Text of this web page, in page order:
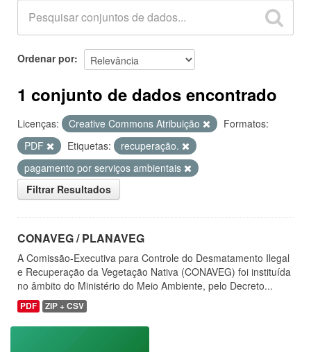
Ordenar por
1 conjunto de dados encontrado
Licenças: Creative Commons Atribuição
Formatos:
PDF
Etiquetas:
recuperação.
pagamento por serviços ambientais
Filtrar Resultados
CONAVEG / PLANAVEG
A Comissão-Executiva para Controle do Desmatamento Ilegal
e Recuperação da Vegetação Nativa (CONAVEG) foi instituída
no âmbito do Ministério do Meio Ambiente, pelo Decreto...
PDF ZIP + CSV